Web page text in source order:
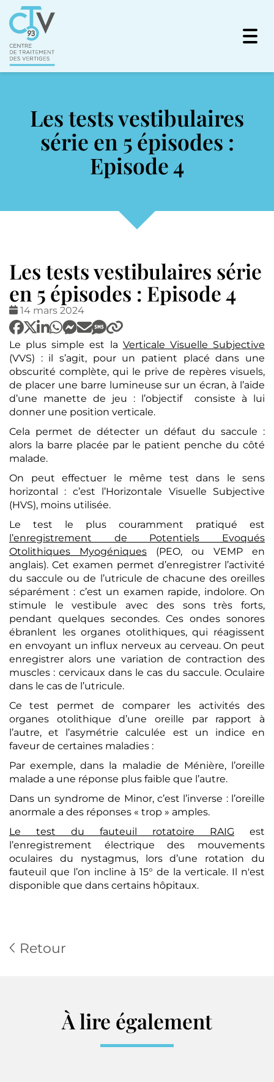
Les tests vestibulaires
série en 5 épisodes :
Episode 4
Les tests vestibulaires série
en 5 épisodes : Episode 4
Date
:
14 mars 2024
Le plus simple est la Verticale Visuelle Subjective
(VVS) : il s’agit, pour un patient placé dans une
obscurité complète, qui le prive de repères visuels,
de placer une barre lumineuse sur un écran, à l’aide
d’une manette de jeu : l’objectif consiste à lui
donner une position verticale.
Cela permet de détecter un défaut du saccule :
alors la barre placée par le patient penche du côté
malade.
On peut effectuer le même test dans le sens
horizontal : c’est l’Horizontale Visuelle Subjective
(HVS), moins utilisée.
Le test le plus couramment pratiqué est
l’enregistrement de Potentiels Evoqués
Otolithiques Myogéniques (PEO, ou VEMP en
anglais). Cet examen permet d’enregistrer l’activité
du saccule ou de l’utricule de chacune des oreilles
séparément : c’est un examen rapide, indolore. On
stimule le vestibule avec des sons très forts,
pendant quelques secondes. Ces ondes sonores
ébranlent les organes otolithiques, qui réagissent
en envoyant un influx nerveux au cerveau. On peut
enregistrer alors une variation de contraction des
muscles : cervicaux dans le cas du saccule. Oculaire
dans le cas de l’utricule.
Ce test permet de comparer les activités des
organes otolithique d’une oreille par rapport à
l’autre, et l’asymétrie calculée est un indice en
faveur de certaines maladies :
Par exemple, dans la maladie de Ménière, l’oreille
malade a une réponse plus faible que l’autre.
Dans un syndrome de Minor, c’est l’inverse : l’oreille
anormale a des réponses « trop » amples.
Le test du fauteuil rotatoire RAIG est
l’enregistrement électrique des mouvements
oculaires du nystagmus, lors d’une rotation du
fauteuil que l’on incline à 15° de la verticale. Il n'est
disponible que dans certains hôpitaux.
Retour
À lire également